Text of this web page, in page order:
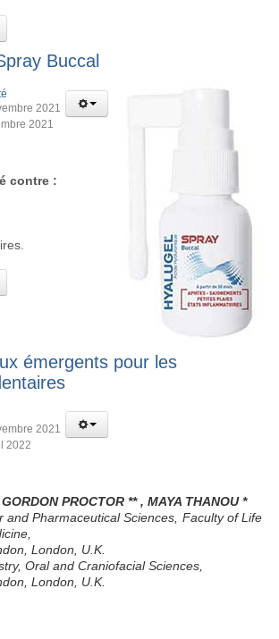
Buccal
2021
2021
contre :
émergents pour les
2021
2022
PROCTOR ** , MAYA THANOU *
and Pharmaceutical Sciences, Faculty of Life
London, U.K.
Oral and Craniofacial Sciences,
London, U.K.